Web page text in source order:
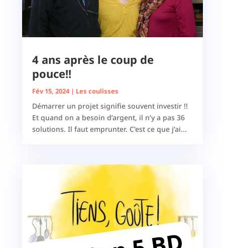
4 ans après le coup de
pouce!!
Fév 15, 2024| Les coulisses
Démarrer un projet signifie souvent investir !!
Et quand on a besoin d’argent, il n’y a pas 36
solutions. Il faut emprunter. C’est ce que j’ai...